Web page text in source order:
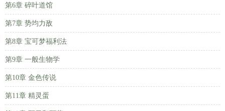
第6章 碎叶道馆
第7章 势均力敌
第8章 宝可梦福利法
第9章 一般生物学
第10章 金色传说
第11章 精灵蛋